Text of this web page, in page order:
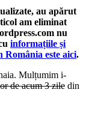
au apărut
am eliminat
nu
informațiile și
România este aici.
Mulțumim i-
de acum 3 zile din